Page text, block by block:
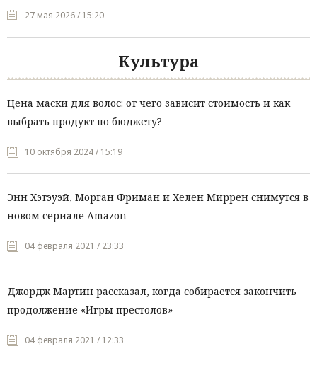
27 мая 2026 / 15:20
Культура
Цена маски для волос: от чего зависит стоимость и как
выбрать продукт по бюджету?
10 октября 2024 / 15:19
Энн Хэтэуэй, Морган Фриман и Хелен Миррен снимутся в
новом сериале Amazon
04 февраля 2021 / 23:33
Джордж Мартин рассказал, когда собирается закончить
продолжение «Игры престолов»
04 февраля 2021 / 12:33